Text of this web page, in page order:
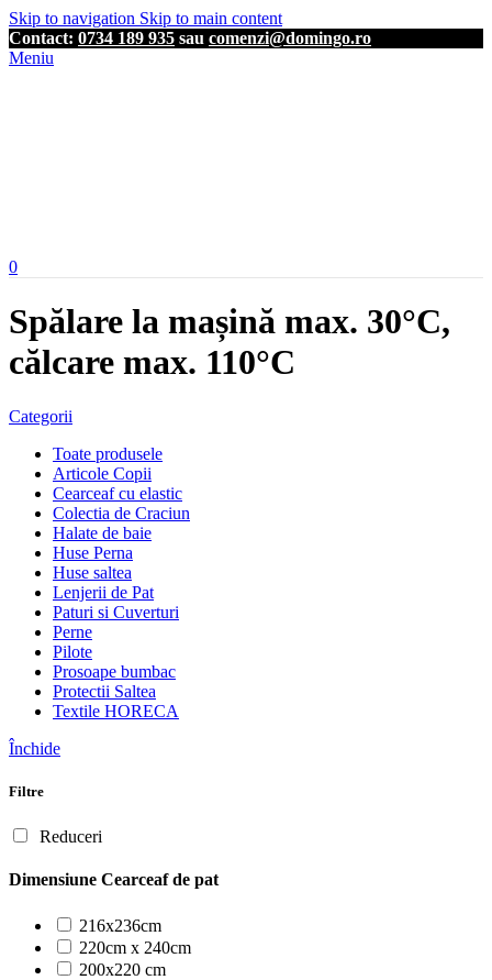
Skip to navigation Skip to main content
Contact: 0734 189 935 sau comenzi@domingo.ro
Meniu
0
Spălare la mașină max. 30°C,
călcare max. 110°C
Categorii
Toate produsele
Articole Copii
Cearceaf cu elastic
Colectia de Craciun
Halate de baie
Huse Perna
Huse saltea
Lenjerii de Pat
Paturi si Cuverturi
Perne
Pilote
Prosoape bumbac
Protectii Saltea
Textile HORECA
Închide
Filtre
Reduceri
Dimensiune Cearceaf de pat
216x236cm
220cm x 240cm
200x220 cm